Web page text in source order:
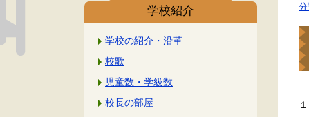
学校紹介
学校の紹介・沿革
校歌
児童数・学級数
校長の部屋
分